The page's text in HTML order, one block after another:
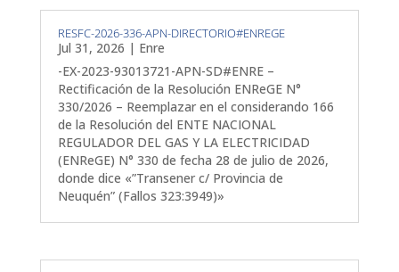
RESFC-2026-336-APN-DIRECTORIO#ENREGE
Jul 31, 2026 | Enre
-EX-2023-93013721-APN-SD#ENRE –
Rectificación de la Resolución ENReGE N°
330/2026 – Reemplazar en el considerando 166
de la Resolución del ENTE NACIONAL
REGULADOR DEL GAS Y LA ELECTRICIDAD
(ENReGE) N° 330 de fecha 28 de julio de 2026,
donde dice «”Transener c/ Provincia de
Neuquén” (Fallos 323:3949)»